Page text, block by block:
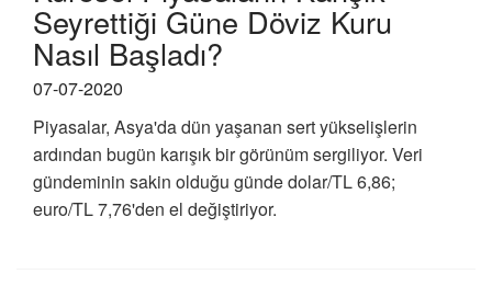
Seyrettiği Güne Döviz Kuru
Nasıl Başladı?
07-07-2020
Piyasalar, Asya'da dün yaşanan sert yükselişlerin
ardından bugün karışık bir görünüm sergiliyor. Veri
gündeminin sakin olduğu günde dolar/TL 6,86;
euro/TL 7,76'den el değiştiriyor.